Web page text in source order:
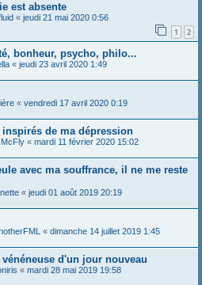
est absente
« jeudi 21 mai 2020 0:56
1 2
bonheur, psycho, philo...
« jeudi 23 avril 2020 1:49
« vendredi 17 avril 2020 0:19
inspirés de ma dépression
« mardi 11 février 2020 15:02
avec ma souffrance, il ne me reste
« jeudi 01 août 2019 20:19
« dimanche 14 juillet 2019 1:45
d'un jour nouveau
« mardi 28 mai 2019 19:58